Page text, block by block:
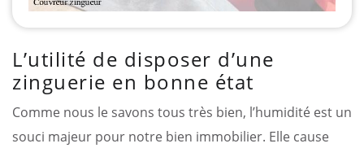
L’utilité de disposer d’une
zinguerie en bonne état
Comme nous le savons tous très bien, l’humidité est un
souci majeur pour notre bien immobilier. Elle cause